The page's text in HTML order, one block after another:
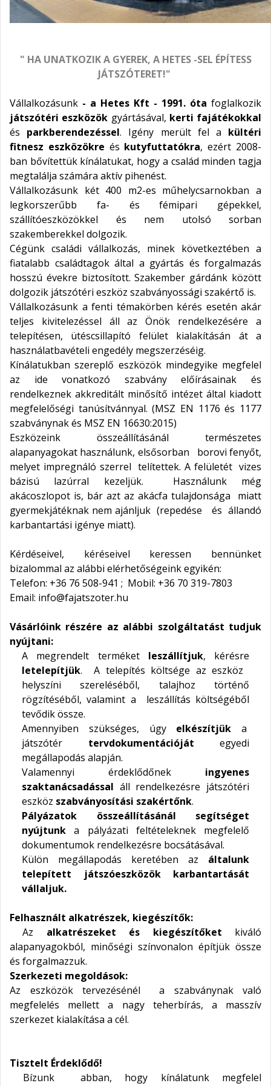
" HA UNATKOZIK A GYEREK, A HETES -SEL ÉPÍTESS
JÁTSZÓTERET!"
Vállalkozásunk - a Hetes Kft - 1991. óta foglalkozik
játszótéri eszközök gyártásával, kerti fajátékokkal
és parkberendezéssel. Igény merült fel a kültéri
fitnesz eszközökre és kutyfuttatókra, ezért 2008-
ban bővítettük kínálatukat, hogy a család minden tagja
megtalálja számára aktív pihenést.
Vállalkozásunk két 400 m2-es műhelycsarnokban a
legkorszerűbb fa- és fémipari gépekkel,
szállítóeszközökkel és nem utolsó sorban
szakemberekkel dolgozik.
Cégünk családi vállalkozás, minek következtében a
fiatalabb családtagok által a gyártás és forgalmazás
hosszú évekre biztosított. Szakember gárdánk között
dolgozik játszótéri eszköz szabványossági szakértő is.
Vállalkozásunk a fenti témakörben kérés esetén akár
teljes kivitelezéssel áll az Önök rendelkezésére a
telepítésen, ütéscsillapító felület kialakításán át a
használatbavételi engedély megszerzéséig.
Kínálatukban szereplő eszközök mindegyike megfelel
az ide vonatkozó szabvány előírásainak és
rendelkeznek akkreditált minősítő intézet által kiadott
megfelelőségi tanúsítvánnyal. (MSZ EN 1176 és 1177
szabványnak és MSZ EN 16630:2015)
Eszközeink összeállításánál természetes
alapanyagokat használunk, elsősorban borovi fenyőt,
melyet impregnáló szerrel telítettek. A felületét vizes
bázisú lazúrral kezeljük. Használunk még
akácoszlopot is, bár azt az akácfa tulajdonsága miatt
gyermekjátéknak nem ajánljuk (repedése és állandó
karbantartási igénye miatt).
Kérdéseivel, kéréseivel keressen bennünket
bizalommal az alábbi elérhetőségeink egyikén:
Telefon: +36 76 508-941 ; Mobil: +36 70 319-7803
Email: info@fajatszoter.hu
Vásárlóink részére az alábbi szolgáltatást tudjuk
nyújtani:
A megrendelt terméket leszállítjuk, kérésre
letelepítjük. A telepítés költsége az eszköz
helyszíni szereléséből, talajhoz történő
rögzítéséből, valamint a leszállítás költségéből
tevődik össze.
Amennyiben szükséges, úgyelkészítjük a
játszótér tervdokumentációját egyedi
megállapodás alapján.
Valamennyi érdeklődőnek ingyenes
szaktanácsadással áll rendelkezésre játszótéri
eszköz szabványosítási szakértőnk.
Pályázatok összeállításánál segítséget
nyújtunk a pályázati feltételeknek megfelelő
dokumentumok rendelkezésre bocsátásával.
Külön megállapodás keretében az általunk
telepített játszóeszközök karbantartását
vállaljuk.
Felhasznált alkatrészek, kiegészítők:
Az
alkatrészeket és kiegészítőket kiváló
alapanyagokból, minőségi színvonalon építjük össze
és forgalmazzuk.
Szerkezeti megoldások:
Az eszközök tervezésénél a szabványnak való
megfelelés mellett a nagy teherbírás, a masszív
szerkezet kialakítása a cél.
Tisztelt Érdeklődő!
Bízunk abban, hogy kínálatunk megfelel